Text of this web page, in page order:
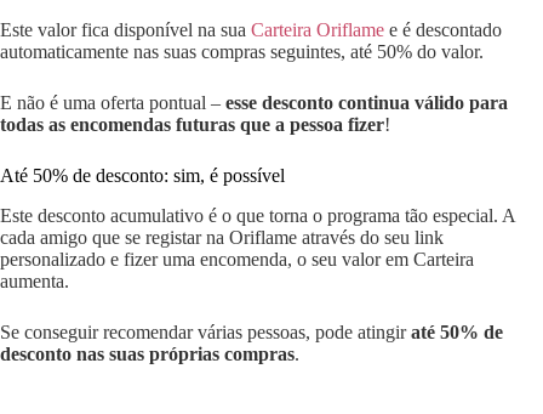
Este valor fica disponível na sua Carteira Oriflame e é descontado
automaticamente nas suas compras seguintes, até 50% do valor.
E não é uma oferta pontual – esse desconto continua válido para
todas as encomendas futuras que a pessoa fizer!
Até 50% de desconto: sim, é possível
Este desconto acumulativo é o que torna o programa tão especial. A
cada amigo que se registar na Oriflame através do seu link
personalizado e fizer uma encomenda, o seu valor em Carteira
aumenta.
Se conseguir recomendar várias pessoas, pode atingiraté 50% de
desconto nas suas próprias compras.